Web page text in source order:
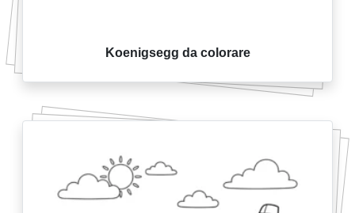
Koenigsegg da colorare